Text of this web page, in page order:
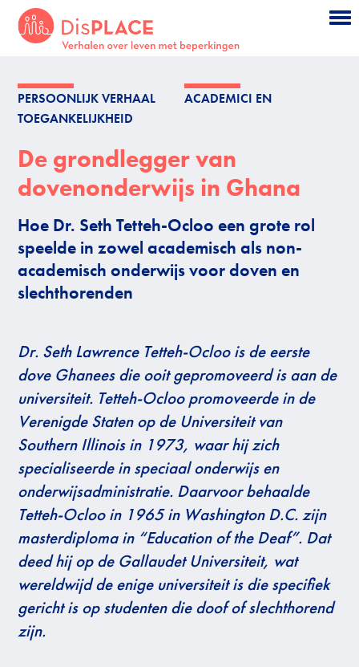
Ga terug naar de homepagina
PERSOONLIJK VERHAAL
ACADEMICI EN
TOEGANKELIJKHEID
De grondlegger van
dovenonderwijs in Ghana
Hoe Dr. Seth Tetteh-Ocloo een grote rol
speelde in zowel academisch als non-
academisch onderwijs voor doven en
slechthorenden
Dr. Seth Lawrence Tetteh-Ocloo is de eerste
dove Ghanees die ooit gepromoveerd is aan de
universiteit. Tetteh-Ocloo promoveerde in de
Verenigde Staten op de Universiteit van
Southern Illinois in 1973, waar hij zich
specialiseerde in speciaal onderwijs en
onderwijsadministratie. Daarvoor behaalde
Tetteh-Ocloo in 1965 in Washington D.C. zijn
masterdiploma in “Education of the Deaf”. Dat
deed hij op de Gallaudet Universiteit, wat
wereldwijd de enige universiteit is die specifiek
gericht is op studenten die doof of slechthorend
zijn.